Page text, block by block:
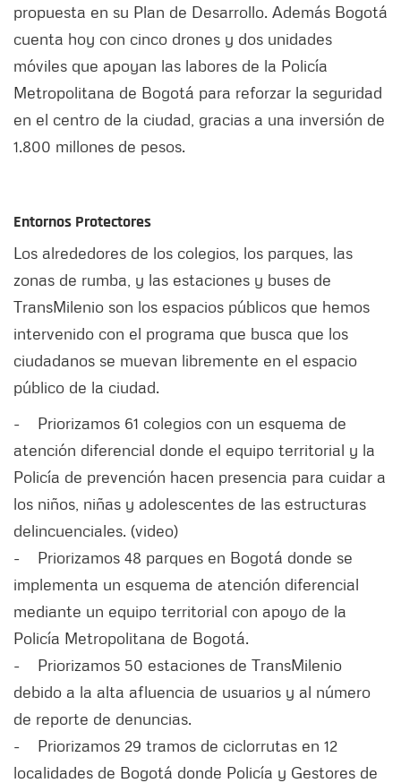
propuesta en su Plan de Desarrollo. Además Bogotá
cuenta hoy con cinco drones y dos unidades
móviles que apoyan las labores de la Policía
Metropolitana de Bogotá para reforzar la seguridad
en el centro de la ciudad, gracias a una inversión de
1.800 millones de pesos.
Entornos Protectores
Los alrededores de los colegios, los parques, las
zonas de rumba, y las estaciones y buses de
TransMilenio son los espacios públicos que hemos
intervenido con el programa que busca que los
ciudadanos se muevan libremente en el espacio
público de la ciudad.
- Priorizamos 61 colegios con un esquema de
atención diferencial donde el equipo territorial y la
Policía de prevención hacen presencia para cuidar a
los niños, niñas y adolescentes de las estructuras
delincuenciales. (video)
- Priorizamos 48 parques en Bogotá donde se
implementa un esquema de atención diferencial
mediante un equipo territorial con apoyo de la
Policía Metropolitana de Bogotá.
- Priorizamos 50 estaciones de TransMilenio
debido a la alta afluencia de usuarios y al número
de reporte de denuncias.
- Priorizamos 29 tramos de ciclorrutas en 12
localidades de Bogotá donde Policía y Gestores de